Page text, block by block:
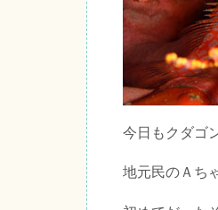
今日もクダゴ
地元民のＡち